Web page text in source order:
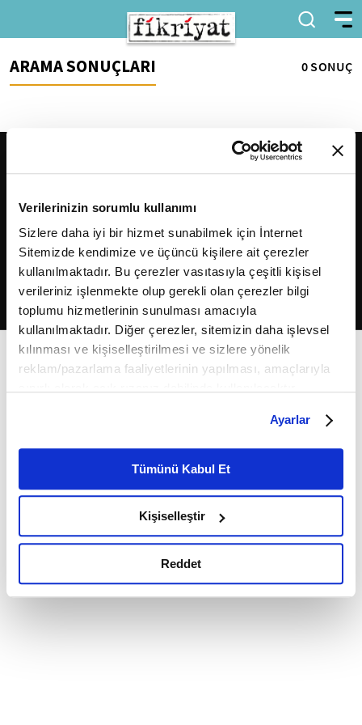
Verilerinizin sorumlu kullanımı
Sizlere daha iyi bir hizmet sunabilmek için İnternet
Sitemizde kendimize ve üçüncü kişilere ait çerezler
kullanılmaktadır. Bu çerezler vasıtasıyla çeşitli kişisel
verileriniz işlenmekte olup gerekli olan çerezler bilgi
toplumu hizmetlerinin sunulması amacıyla
kullanılmaktadır. Diğer çerezler, sitemizin daha işlevsel
kılınması ve kişiselleştirilmesi ve sizlere yönelik
reklam/pazarlama faaliyetlerinin yapılması, amaçlarıyla
belirleyebilirsiniz. Çerezlere ilişkin detaylı bilgi için
Ayarlar butonuna tıklayabilir,Çerez Bilgilendirme
Metnimizi ziyaret edebilirsiniz.
6698 sayılı Kişisel Verilerin Korunması Kanunu uyarınca
okumak ve sitemizi ziyaretiniz kapsamında
gerçekleştirilen veri işleme faaliyetleri ile ilgili daha
detaylı bilgi almak için lütfentıklayınız.
Ayarlar
Tümünü Kabul Et
Kişiselleştir
Reddet
ARAMA SONUÇLARI 0 SONUÇ
2026Fikriyat. Tüm hakları saklıdır.